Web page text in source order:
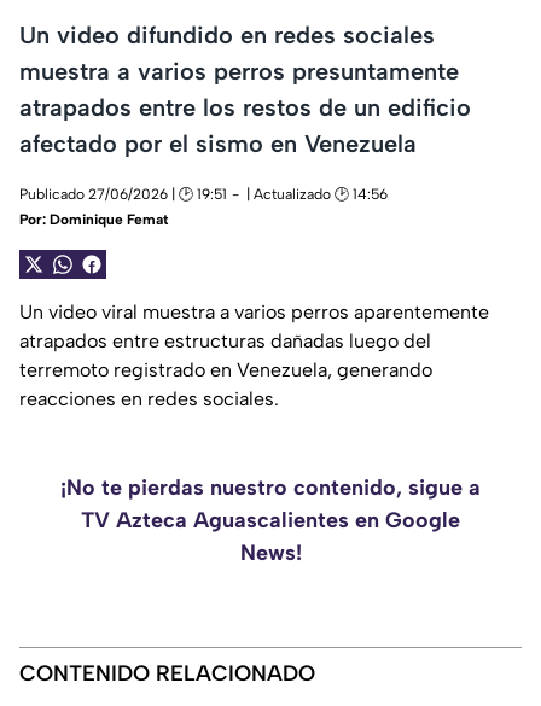
Un video difundido en redes sociales
muestra a varios perros presuntamente
atrapados entre los restos de un edificio
afectado por el sismo en Venezuela
Publicado 27/06/2026 | 🕑 19:51
| Actualizado 🕑 14:56
Por: Dominique Femat
Un video viral muestra a varios perros aparentemente
atrapados entre estructuras dañadas luego del
terremoto registrado en Venezuela, generando
reacciones en redes sociales.
¡No te pierdas nuestro contenido, sigue a
TV Azteca Aguascalientes en Google
News!
CONTENIDO RELACIONADO